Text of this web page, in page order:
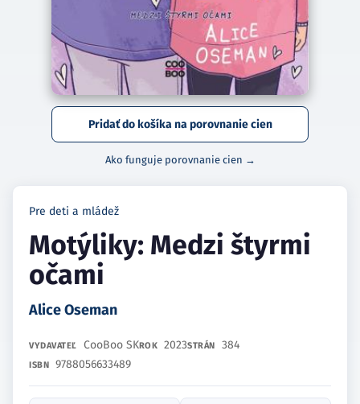
Pridať do košíka na porovnanie cien
Ako funguje porovnanie cien →
Pre deti a mládež
Motýliky: Medzi štyrmi
očami
Alice Oseman
VYDAVATEĽ CooBoo SKROK 2023STRÁN 384
ISBN 9788056633489